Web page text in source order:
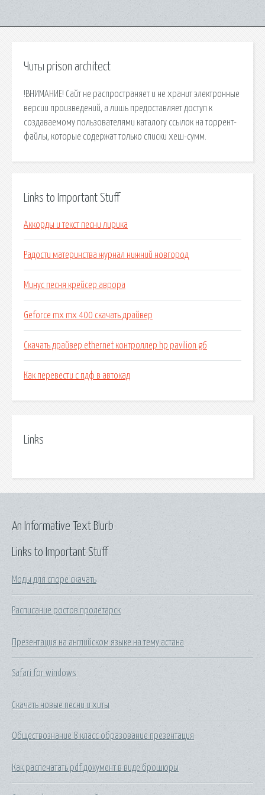
Читы prison architect
!ВНИМАНИЕ! Сайт не распространяет и не хранит электронные
версии произведений, а лишь предоставляет доступ к
создаваемому пользователями каталогу ссылок на торрент-
файлы, которые содержат только списки хеш-сумм.
Links to Important Stuff
Аккорды и текст песни лирика
Радости материнства журнал нижний новгород
Минус песня крейсер аврора
Geforce mx mx 400 скачать драйвер
Скачать драйвер ethernet контроллер hp pavilion g6
Как перевести с пдф в автокад
Links
Links to Important Stuff
Моды для споре скачать
Расписание ростов пролетарск
Презентация на английском языке на тему астана
Safari for windows
Скачать новые песни и хиты
Обществознание 8 класс образование презентация
Как распечатать pdf документ в виде брошюры
An Informative Text Blurb